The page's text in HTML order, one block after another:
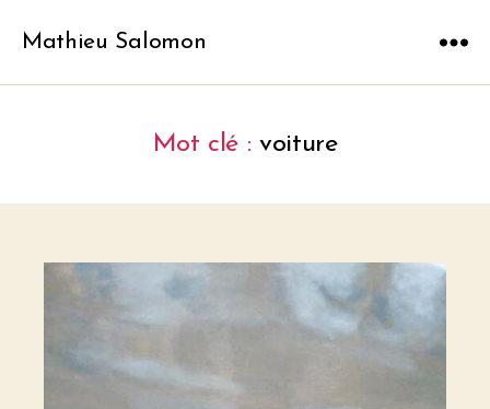
Mathieu Salomon
Mot clé : voiture